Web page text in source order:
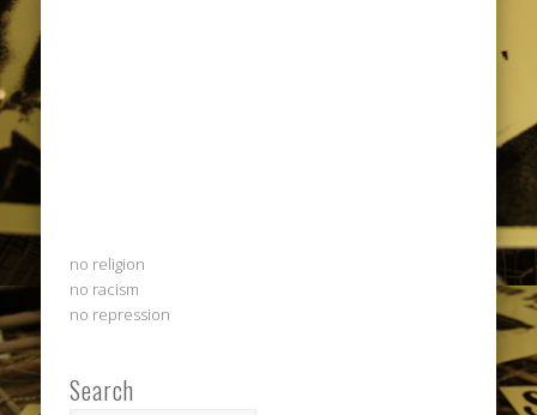
no religion
no racism
no repression
Search